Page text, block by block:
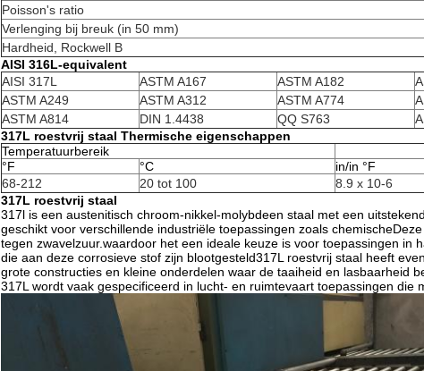
Poisson's ratio
Verlenging bij breuk (in 50 mm)
Hardheid, Rockwell B
AISI 316L-equivalent
AISI 317L
ASTM A167 ASTM A182
ASTM A249
ASTM A312 ASTM A774
ASTM A814
DIN 1.4438 QQ S763
317L roestvrij staal Thermische eigenschappen
Temperatuurbereik
°F
°C in/in °F
68-212
20 tot 100 8.9 x 10-6
317L roestvrij staal
317l is een austenitisch chroom-nikkel-molybdeen staal met een
geschikt voor verschillende industriële toepassingen zoals
tegen zwavelzuur.waardoor het een ideale keuze is voor toepassingen in
die aan deze corrosieve stof zijn blootgesteld317L roestvrij staal heeft
grote constructies en kleine onderdelen waar de taaiheid en lasbaarheid
317L wordt vaak gespecificeerd in lucht- en ruimtevaart toepassingen die